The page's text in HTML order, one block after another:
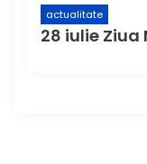
actualitate